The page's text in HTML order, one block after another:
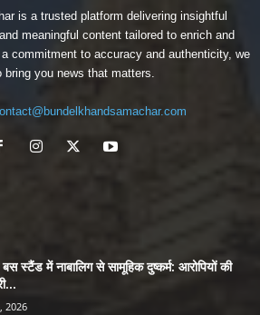
is a trusted platform delivering insightful
meaningful content tailored to enrich and
commitment to accuracy and authenticity, we
bring you news that matters.
स्टैंड में नाबालिग से सामूहिक दुष्कर्म: आरोपियों की
2026